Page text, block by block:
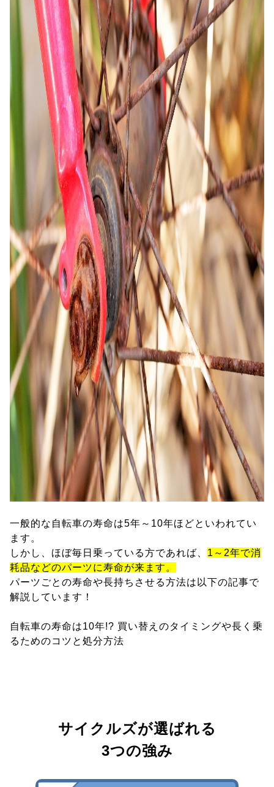
一般的な自転車の寿命は5年～10年ほどといわれてい
ます。
しかし、ほぼ毎日乗っている方であれば、 1～2年で消
耗品などのパーツに寿命が来ます。
パーツごとの寿命や長持ちさせる方法は以下の記事で
解説しています！
自転車の寿命は10年!? 買い替えのタイミングや長く乗
るためのコツと処分方法
サイクルズが選ばれる
3つの強み